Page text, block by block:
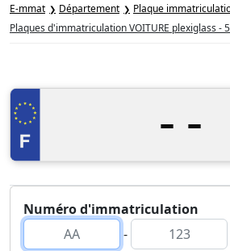
E-mmat Département
Plaque
Plaques d'immatriculation VOITURE plexiglass -
- -
Numéro d'immatriculation
-